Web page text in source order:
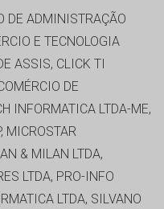
DE ADMINISTRAÇÃO
E TECNOLOGIA
ASSIS, CLICK TI
DE
INFORMATICA LTDA-ME,
MICROSTAR
& MILAN LTDA,
LTDA, PRO-INFO
LTDA, SILVANO